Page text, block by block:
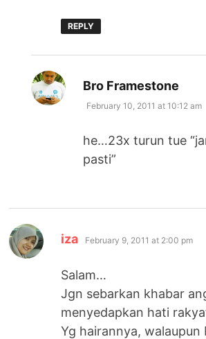
REPLY
Bro Framestone
February 10, 2011 at 10:12 am
he…23x turun tue
pasti”
iza says:
February 9, 2011 at 2:00 pm
Salam…
Jgn sebarkan khabar
menyedapkan hati
Yg hairannya, walaupun